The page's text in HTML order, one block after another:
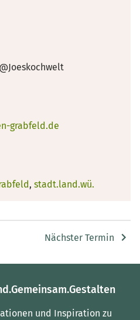
grabfeld.de
, stadt.land.wü.
Nächster Termin
und Inspiration zu